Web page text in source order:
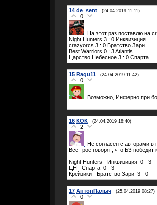
14 de_sent (24.04.2019 11:11)
0
На этот раз поставлю на
Night Hunters 3 : 0 Инквизиция
crazyorcs 3 : 0 Братство Зари
Best Warriors 0 : 3 Atlantis
Царство Небесное 3 : 0 Спарта
15 Ragu11 (24.04.2019 11:42)
0
Возможно, Инферно при
16 КОК (24.04.2019 18:40)
2
Не согласен с авторами в
Все трое говорят, что БЗ победит
Night Hunters - Инквизиция 0 - 3
ЦН - Спарта 0 - 3
Крейзики - Братство Зари 3 - 0
17 АнтонПалыч (25.04.2019 08:27)
0